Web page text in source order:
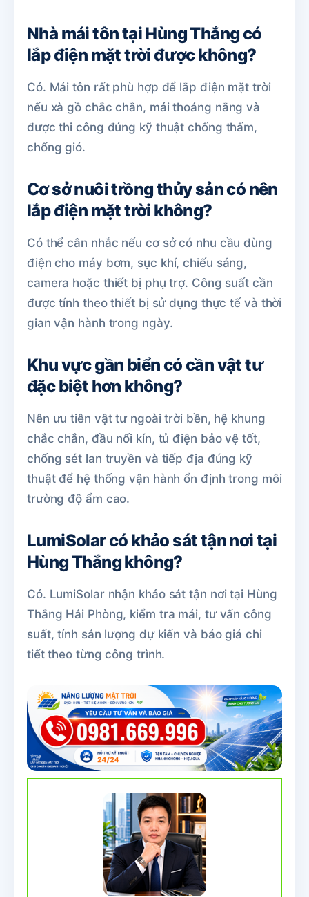
Nhà mái tôn tại Hùng Thắng có
lắp điện mặt trời được không?
Có. Mái tôn rất phù hợp để lắp điện mặt trời
nếu xà gồ chắc chắn, mái thoáng nắng và
được thi công đúng kỹ thuật chống thấm,
chống gió.
Cơ sở nuôi trồng thủy sản có nên
lắp điện mặt trời không?
Có thể cân nhắc nếu cơ sở có nhu cầu dùng
điện cho máy bơm, sục khí, chiếu sáng,
camera hoặc thiết bị phụ trợ. Công suất cần
được tính theo thiết bị sử dụng thực tế và thời
gian vận hành trong ngày.
Khu vực gần biển có cần vật tư
đặc biệt hơn không?
Nên ưu tiên vật tư ngoài trời bền, hệ khung
chắc chắn, đầu nối kín, tủ điện bảo vệ tốt,
chống sét lan truyền và tiếp địa đúng kỹ
thuật để hệ thống vận hành ổn định trong môi
trường độ ẩm cao.
LumiSolar có khảo sát tận nơi tại
Hùng Thắng không?
Có. LumiSolar nhận khảo sát tận nơi tại Hùng
Thắng Hải Phòng, kiểm tra mái, tư vấn công
suất, tính sản lượng dự kiến và báo giá chi
tiết theo từng công trình.